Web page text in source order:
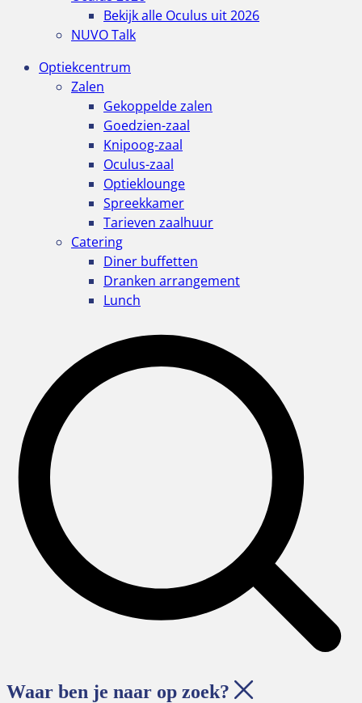
Bekijk alle Oculus uit 2026
NUVO Talk
Optiekcentrum
Zalen
Gekoppelde zalen
Goedzien-zaal
Knipoog-zaal
Oculus-zaal
Optieklounge
Spreekkamer
Tarieven zaalhuur
Catering
Diner buffetten
Dranken arrangement
Lunch
Waar ben je naar op zoek?